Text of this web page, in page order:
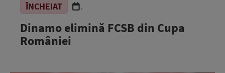
ÎNCHEIAT .
Dinamo elimină FCSB din Cupa
României